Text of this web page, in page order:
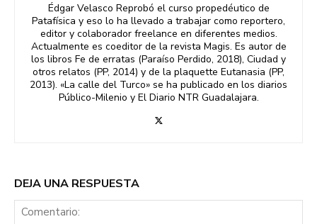
Édgar Velasco Reprobó el curso propedéutico de
Patafísica y eso lo ha llevado a trabajar como reportero,
editor y colaborador freelance en diferentes medios.
Actualmente es coeditor de la revista Magis. Es autor de
los libros Fe de erratas (Paraíso Perdido, 2018), Ciudad y
otros relatos (PP, 2014) y de la plaquette Eutanasia (PP,
2013). «La calle del Turco» se ha publicado en los diarios
Público-Milenio y El Diario NTR Guadalajara.
DEJA UNA RESPUESTA